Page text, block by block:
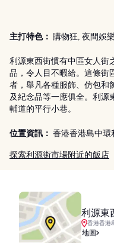
主打特色： 購物狂, 夜間娛樂
利源東西街慣有中區女人街
品，令人目不暇給。這條街
者，舉凡各種服飾、仿包和
及紀念品等一應俱全。利源
輔道的平行小巷。
位置資訊： 香港香港島中環
探索利源街市場附近的飯店
利源東
香港香港
地圖